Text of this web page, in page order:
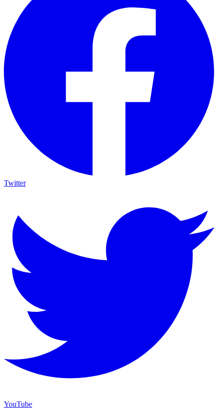
Twitter
YouTube